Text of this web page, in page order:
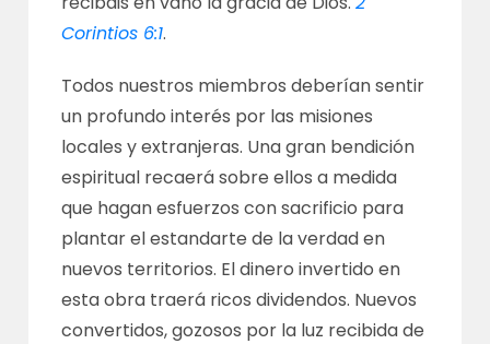
Corintios 6:1.
Todos nuestros miembros deberían sentir
un profundo interés por las misiones
locales y extranjeras. Una gran bendición
espiritual recaerá sobre ellos a medida
que hagan esfuerzos con sacrificio para
plantar el estandarte de la verdad en
nuevos territorios. El dinero invertido en
esta obra traerá ricos dividendos. Nuevos
convertidos, gozosos por la luz recibida de